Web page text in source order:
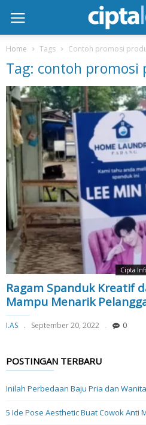
Home Tags Contoh promosi
Tag: contoh promosi
Cipta
Ragam Spanduk Kreatif
Mampu Menarik
I.AS September 20, 2022 0
POSTINGAN TERBARU
Inilah Perbedaan Baju Pria dan
5 Ide Pose Aesthetic Buat Cowok Anti